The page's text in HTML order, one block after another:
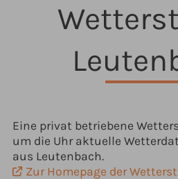
Eine privat betriebene
um die Uhr aktuelle
aus Leutenbach.
Zur Homepage der